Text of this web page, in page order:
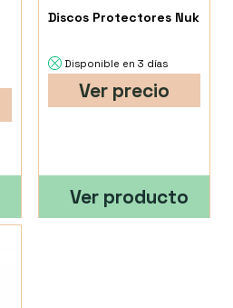
Discos Protectores Nuk
Disponible en 3 días
Ver precio
Ver producto